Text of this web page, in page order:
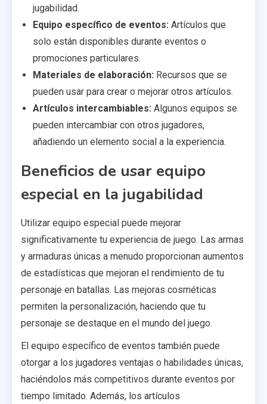
jugabilidad.
Equipo específico de eventos: Artículos que
solo están disponibles durante eventos o
promociones particulares.
Materiales de elaboración: Recursos que se
pueden usar para crear o mejorar otros artículos.
Artículos intercambiables: Algunos equipos se
pueden intercambiar con otros jugadores,
añadiendo un elemento social a la experiencia.
Beneficios de usar equipo
especial en la jugabilidad
Utilizar equipo especial puede mejorar
significativamente tu experiencia de juego. Las armas
y armaduras únicas a menudo proporcionan aumentos
de estadísticas que mejoran el rendimiento de tu
personaje en batallas. Las mejoras cosméticas
permiten la personalización, haciendo que tu
personaje se destaque en el mundo del juego.
El equipo específico de eventos también puede
otorgar a los jugadores ventajas o habilidades únicas,
haciéndolos más competitivos durante eventos por
tiempo limitado. Además, los artículos